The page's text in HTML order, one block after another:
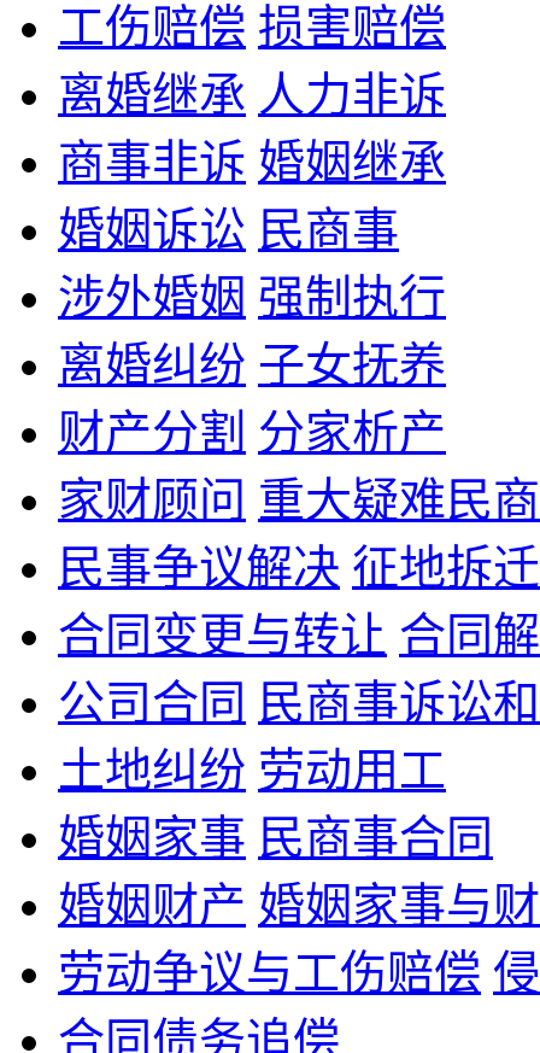
工伤赔偿 损害赔偿
离婚继承 人力非诉
商事非诉 婚姻继承
婚姻诉讼 民商事
涉外婚姻 强制执行
离婚纠纷 子女抚养
财产分割 分家析产
家财顾问 重大疑难民
民事争议解决 征地拆
合同变更与转让 合同
公司合同 民商事诉讼
土地纠纷 劳动用工
婚姻家事 民商事合同
婚姻财产 婚姻家事与
劳动争议与工伤赔偿
合同债务追偿